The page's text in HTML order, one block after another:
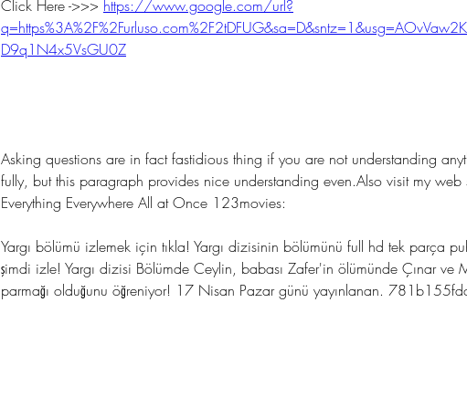
Click Here ->>> https://www.google.com/url?
D9q1N4x5VsGU0Z
Asking questions are in fact fastidious thing if you are not understanding
fully, but this paragraph provides nice understanding even.Also visit my web
Everything Everywhere All at Once 123movies:
Yargı bölümü izlemek için tıkla! Yargı dizisinin bölümünü full hd tek parça
şimdi izle! Yargı dizisi Bölümde Ceylin, babası Zafer'in ölümünde Çınar ve
parmağı olduğunu öğreniyor! 17 Nisan Pazar günü yayınlanan.